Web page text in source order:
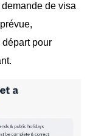
de visa
pour